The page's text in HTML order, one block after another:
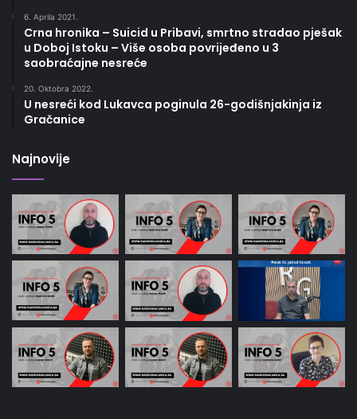
6. Aprila 2021.
Crna hronika – Suicid u Pribavi, smrtno stradao pješak
u Doboj Istoku – Više osoba povrijeđeno u 3
saobraćajne nesreće
20. Oktobra 2022.
U nesreći kod Lukavca poginula 26-godišnjakinja iz
Gračanice
Najnovije